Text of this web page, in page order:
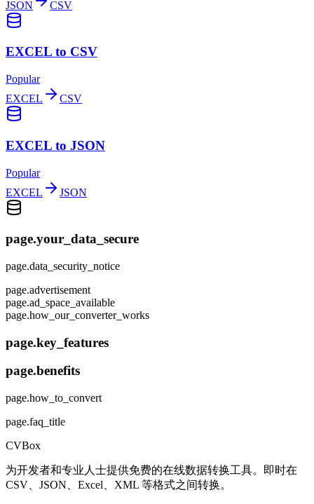
JSON CSV
EXCEL to CSV
Popular
EXCEL
CSV
EXCEL to JSON
Popular
EXCEL
JSON
page.your_data_secure
page.data_security_notice
page.advertisement
page.ad_space_available
page.how_our_converter_works
page.key_features
page.benefits
page.how_to_convert
page.faq_title
CVBox
为开发者和专业人士提供免费的在线数据转换工具。即时在
CSV、JSON、Excel、XML 等格式之间转换。